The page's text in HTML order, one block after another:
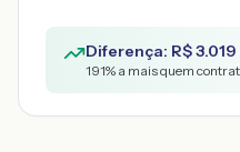
Diferença: R$3.019
191% a mais quem